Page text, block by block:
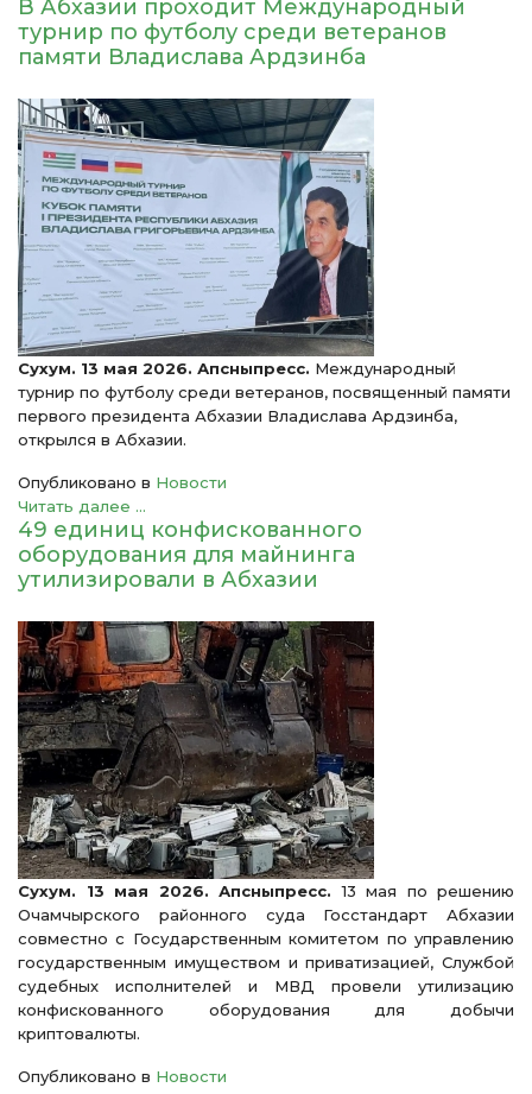
В Абхазии проходит Международный
турнир по футболу среди ветеранов
памяти Владислава Ардзинба
Сухум. 13 мая 2026. Апсныпресс. Международный
турнир по футболу среди ветеранов, посвященный памяти
первого президента Абхазии Владислава Ардзинба,
открылся в Абхазии.
Опубликовано в Новости
Читать далее ...
49 единиц конфискованного
оборудования для майнинга
утилизировали в Абхазии
Сухум. 13 мая 2026. Апсныпресс.13 мая по решению
Очамчырского районного суда Госстандарт Абхазии
совместно с Государственным комитетом по управлению
государственным имуществом и приватизацией, Службой
судебных исполнителей и МВД провели утилизацию
конфискованного оборудования для добычи
криптовалюты.
Опубликовано в Новости